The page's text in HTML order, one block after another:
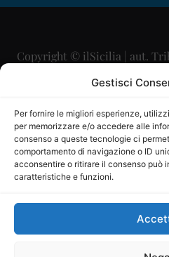
Gestisci
Per fornire le migliori esperienze,
per memorizzare e/o accedere alle
consenso a queste tecnologie ci
comportamento di navigazione o ID
acconsentire o ritirare il consenso può
caratteristiche e funzioni.
Copyright © ilSicilia | aut.
29/09/
Direttore Editoriale:
Direttore
P.IVA:
Mercurio Comunicazione
iscritta al Registro degli